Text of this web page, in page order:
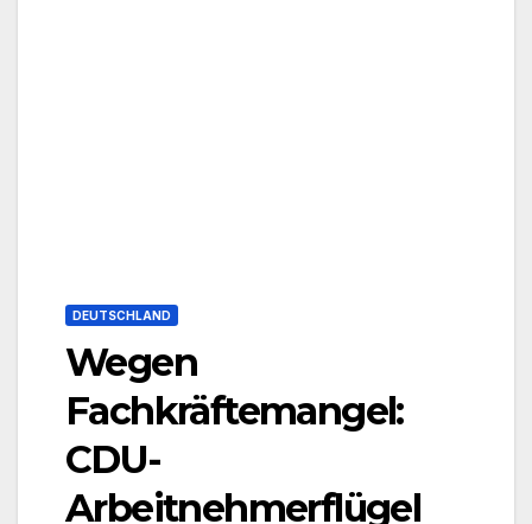
DEUTSCHLAND
Wegen
Fachkräftemangel:
CDU-
Arbeitnehmerflügel